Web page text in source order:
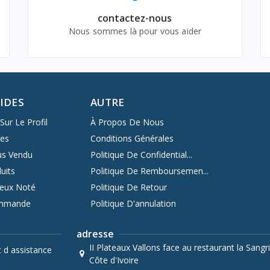
contactez-nous
Nous sommes là pour vous aider
Le Profil
Vendu
Noté
AUTRE
À Propos De Nous
Conditions Générales
Politique De Confidential...
Politique De Remboursemen...
Politique De Retour
Politique D'annulation
d assistance
adresse
II Plateaux Vallons face au restaurant la
Côte d'Ivoire